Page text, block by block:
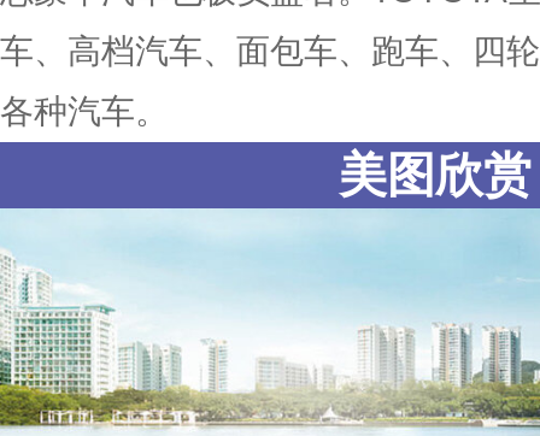
车、高档汽车、面包车、跑车、四
各种汽车。
美图欣赏